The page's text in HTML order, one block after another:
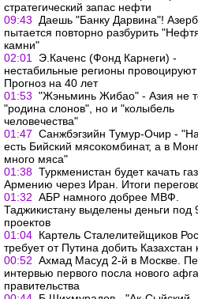
стратегический запас нефти
09:43
Даешь "Банку Дарвина"!
пытается повторно разбурить
камни"
02:01
Э.Каченс (Фонд Карнеги) -
нестабильные регионы провоцируют
Прогноз на 40 лет
01:53 "Жэньминь Жибао" - Азия не
"родина слонов", но и "колыбель
человечества"
01:47 Санжбэгзийн Тумур-Очир -
есть Бийский мясокомбинат, а в
много мяса"
01:38 Туркменистан будет качать
Армению через Иран. Итоги
01:32 АБР намного добрее МВФ.
Таджикистану выделены деньги под
проектов
01:04 Картель Сталелитейщиков
требует от Путина добить Казахстан
00:52 Ахмад Масуд 2-й в Москве.
интервью первого посла нового
правительства